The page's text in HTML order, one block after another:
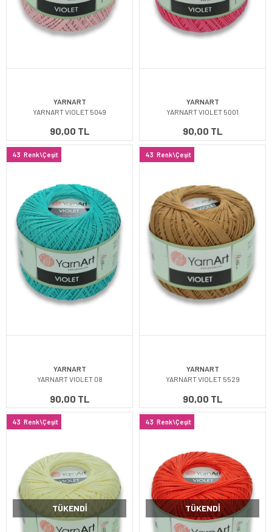
YARNART
YARNART VIOLET 5049
90,00 TL
YARNART
YARNART VIOLET 5001
90,00 TL
43 Renk\Çeşit
YARNART
YARNART VIOLET 08
90,00 TL
43 Renk\Çeşit
YARNART
YARNART VIOLET 5529
90,00 TL
43 Renk\Çeşit
TÜKENDI
43 Renk\Çeşit
TÜKENDI